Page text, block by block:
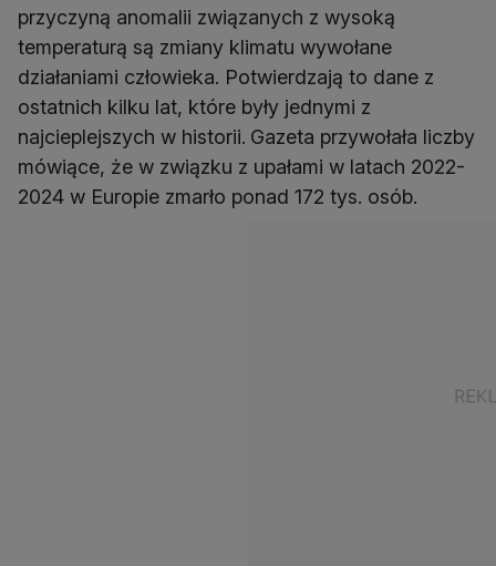
przyczyną anomalii związanych z wysoką
temperaturą są zmiany klimatu wywołane
działaniami człowieka. Potwierdzają to dane z
ostatnich kilku lat, które były jednymi z
najcieplejszych w historii. Gazeta przywołała liczby
mówiące, że w związku z upałami w latach 2022-
2024 w Europie zmarło ponad 172 tys. osób.